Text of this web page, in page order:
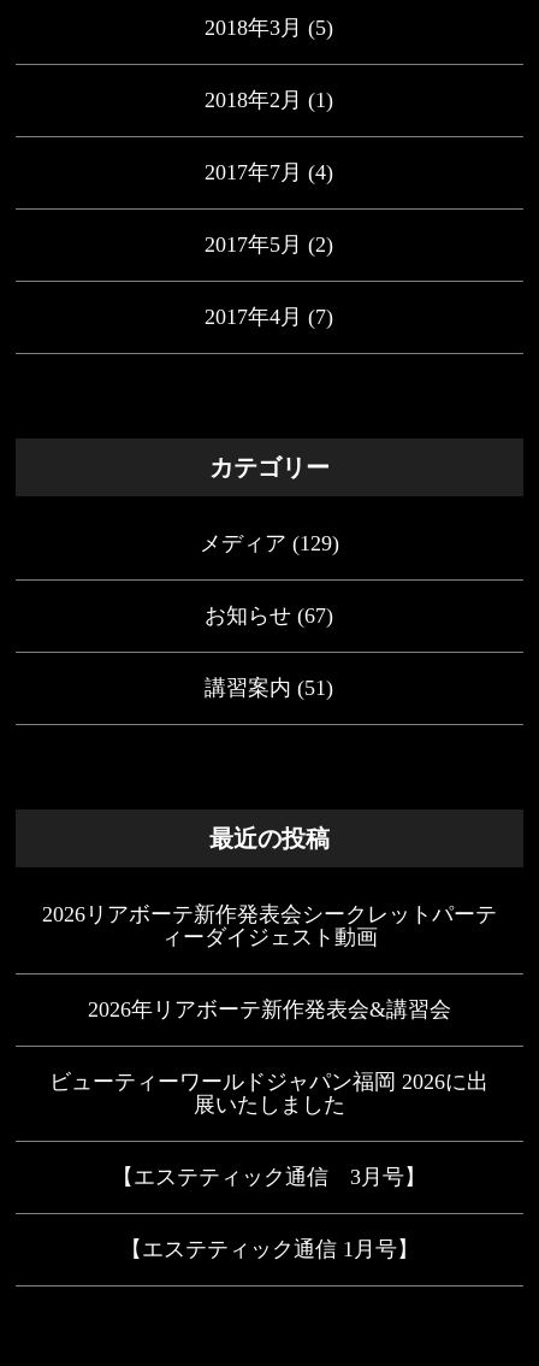
2018年3月 (5)
2018年2月 (1)
2017年7月 (4)
2017年5月 (2)
2017年4月 (7)
カテゴリー
メディア (129)
お知らせ (67)
講習案内 (51)
最近の投稿
2026リアボーテ新作発表会シークレットパーテ
ィーダイジェスト動画
2026年リアボーテ新作発表会&講習会
ビューティーワールドジャパン福岡 2026に出
展いたしました
【エステティック通信 3月号】
【エステティック通信 1月号】